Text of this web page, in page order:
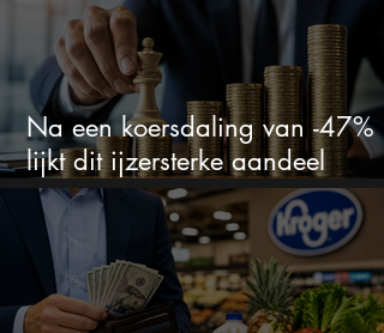
Na een koersdaling van -47%
lijkt dit ijzersterke aandeel
aantrekkelijker dan ooit